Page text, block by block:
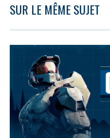
SUR LE MÊME SUJET